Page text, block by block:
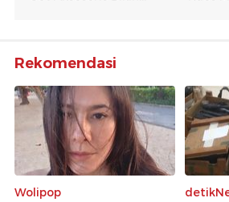
Rekomendasi
Wolipop